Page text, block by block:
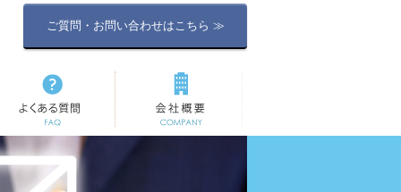
ご質問・お問い合わせはこちら ≫
よくある質問 会社概要